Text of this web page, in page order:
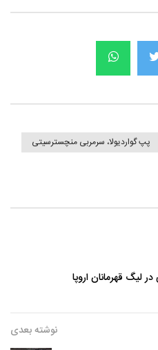
پپ گواردیولا، سرمربی منچسترسیتی
نوشته بعدی